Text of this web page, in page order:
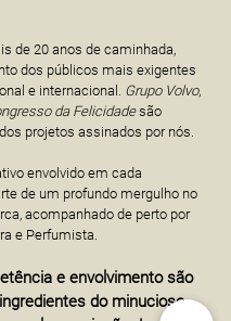
de 20 anos de caminhada,
dos públicos mais exigentes
e internacional. Grupo Volvo,
da Felicidadesão
projetos assinados por nós.
envolvido em cada
de um profundo mergulho no
acompanhado de perto por
e Perfumista.
e envolvimento são
do minucioso